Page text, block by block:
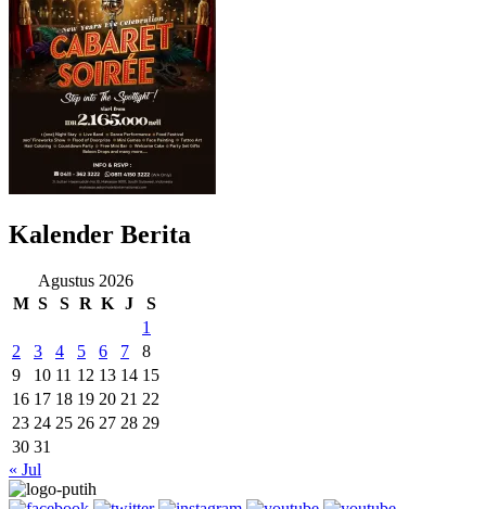
Kalender Berita
Agustus 2026
M S S R K J
S
1
2
3 4 5 6 7
8
9
10 11 12 13 14 15
16 17 18 19 20 21 22
23 24 25 26 27 28 29
30 31
« Jul